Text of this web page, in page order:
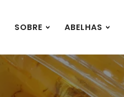
SOBRE ABELHAS